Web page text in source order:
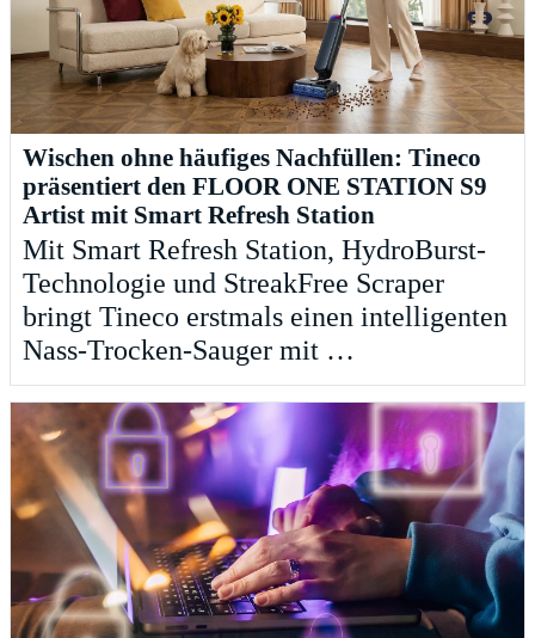
Wischen ohne häufiges Nachfüllen: Tineco
präsentiert den FLOOR ONE STATION S9
Artist mit Smart Refresh Station
Mit Smart Refresh Station, HydroBurst-
Technologie und StreakFree Scraper
bringt Tineco erstmals einen intelligenten
Nass-Trocken-Sauger mit …